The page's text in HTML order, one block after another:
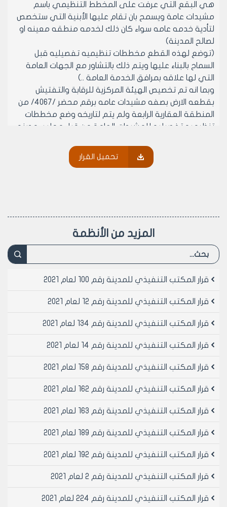
هي البقع التي عرفت على المخطط التنظيمي باسم
مشيدات عامة ويسمح بان تقام عليها الأبنية التي ستخصص
لتأدية خدمه عامه سواء كان ذلك لخدمه منطقه معينه او
لصالح المدينة)
(توضع لهذه القطع مخططات تنظيميه تفصيليه قبل
السماح بالبناء عليها ويتم ذلك بالتشاور مع الجهات العامة
التي لها علاقه بمرافق الخدمة العامة ..)
وبما انه تم تخصيص الهيئة المركزية للرقابة والتفتيش
بقطعه الارض بصفه مشيدات عامه برقم محضر /4067/ من
المنطقة العقارية الرابعة ولم يتم لتاريخه وضع مخططات
تنظيميه تفصيليه للمشيدات العامة من قبل مجلس مدينه
يرجى عرض مخططات البناء العائدة لمقر فرع الهيئة في
على المحضر /4067/ منطقه عقاريه رابعة ومنحهم
الترخيص اللازم اصولا
ويبلغ من يلزم لتنفيذه اصولاً بعد استكمال إجراءات تصديقه
رئيس المكتب التنفيذي لمجلس مدينة
المهندس بسام بيروتي
تحميل القرار
المزيد من الأنظمة
قرار المكتب التنفيذي للمدينة رقم 100 لعام 2021
قرار المكتب التنفيذي للمدينة رقم 12 لعام 2021
قرار المكتب التنفيذي للمدينة رقم 134 لعام 2021
قرار المكتب التنفيذي للمدينة رقم 14 لعام 2021
قرار المكتب التنفيذي للمدينة رقم 158 لعام 2021
قرار المكتب التنفيذي للمدينة رقم 162 لعام 2021
قرار المكتب التنفيذي للمدينة رقم 163 لعام 2021
قرار المكتب التنفيذي للمدينة رقم 189 لعام 2021
قرار المكتب التنفيذي للمدينة رقم 192 لعام 2021
قرار المكتب التنفيذي للمدينة رقم 2 لعام 2021
قرار المكتب التنفيذي للمدينة رقم 224 لعام 2021